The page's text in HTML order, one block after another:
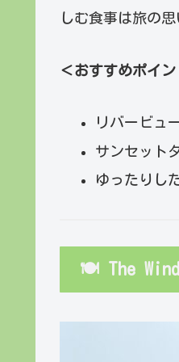
しむ食事は旅の思
＜おすすめポイン
リバービュ
サンセット
ゆったりし
🍽 The